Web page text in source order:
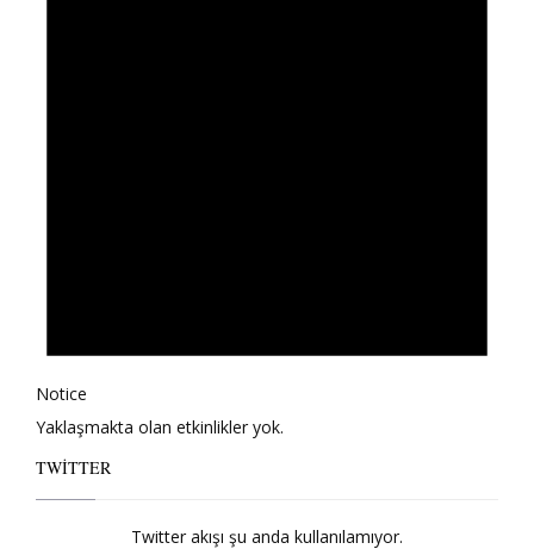
Notice
Yaklaşmakta olan etkinlikler yok.
TWITTER
Twitter akışı şu anda kullanılamıyor.